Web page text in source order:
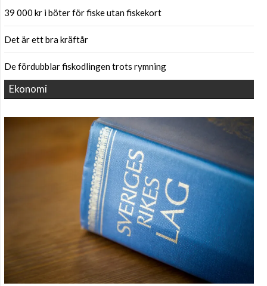
39 000 kr i böter för fiske utan fiskekort
Det är ett bra kräftår
De fördubblar fiskodlingen trots rymning
Ekonomi